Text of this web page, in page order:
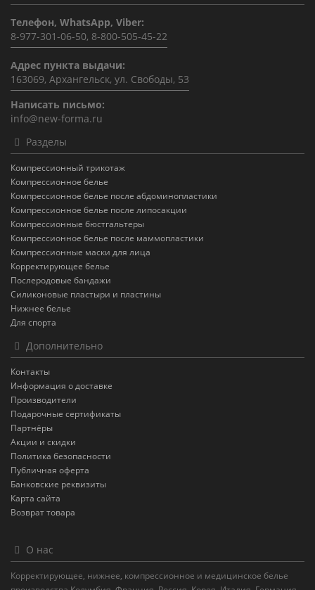
Телефон, WhatsApp, Viber:
8-977-301-06-50, 8-800-505-45-22
Адрес пункта выдачи:
163069, Архангельск, ул. Свободы, 53
Написать письмо:
info@new-forma.ru
Разделы
Компрессионный трикотаж
Компрессионное белье
Компрессионное белье после абдоминопластики
Компрессионное белье после липосакции
Компрессионные бюстгальтеры
Компрессионное белье после маммопластики
Компрессионные маски для лица
Корректирующее белье
Послеродовые бандажи
Силиконовые пластыри и пластины
Нижнее белье
Для спорта
Дополнительно
Контакты
Информация о доставке
Производители
Подарочные сертификаты
Партнёры
Акции и скидки
Политика безопасности
Публичная оферта
Банковские реквизиты
Карта сайта
Возврат товара
О нас
Корректирующее, нижнее, компрессионное и медицинское белье